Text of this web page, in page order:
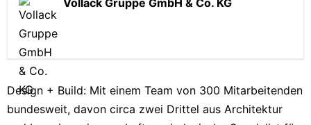
Vollack Gruppe GmbH & Co. KG
Design + Build: Mit einem Team von 300 Mitarbeitenden
bundesweit, davon circa zwei Drittel aus Architektur